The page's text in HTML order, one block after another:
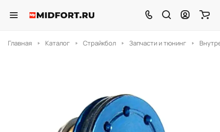
Главная Каталог Страйкбол Запчасти и тюнинг